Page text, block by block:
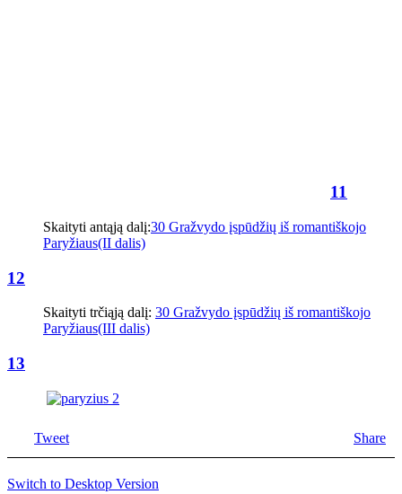
11
Skaityti antąją dalį:30 Gražvydo įspūdžių iš romantiškojo
Paryžiaus(II dalis)
12
Skaityti trčiąją dalį: 30 Gražvydo įspūdžių iš romantiškojo
Paryžiaus(III dalis)
13
Tweet Share
Switch to Desktop Version